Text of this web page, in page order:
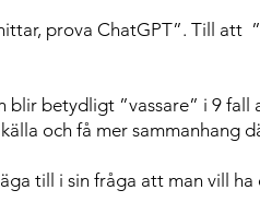
prova ChatGPT”. Till att
blir betydligt ”vassare” i 9 fall
och få mer sammanhang
till i sin fråga att man vill ha